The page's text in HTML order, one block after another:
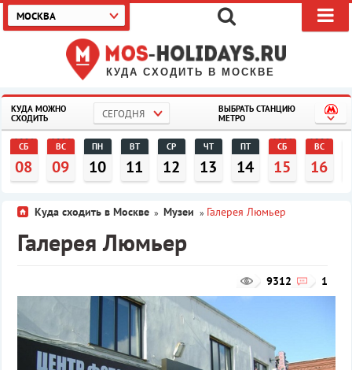
КУДА СХОДИТЬ В МОСКВЕ
МОСКВА
КУДА МОЖНО
СХОДИТЬ
СЕГОДНЯ
ВЫБРАТЬ СТАНЦИЮ
МЕТРО
СБ
08
ВС
09
ПН
10
ВТ
11
СР
12
ЧТ
13
ПТ
14
СБ
15
ВС
16
Куда сходить в Москве » Музеи » Галерея Люмьер
Галерея Люмьер
1
9312